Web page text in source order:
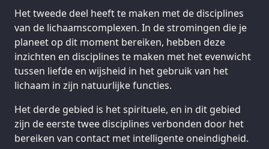
Het tweede deel heeft te maken met de disciplines
van de lichaamscomplexen. In de stromingen die je
planeet op dit moment bereiken, hebben deze
inzichten en disciplines te maken met het evenwicht
tussen liefde en wijsheid in het gebruik van het
lichaam in zijn natuurlijke functies.
Het derde gebied is het spirituele, en in dit gebied
zijn de eerste twee disciplines verbonden door het
bereiken van contact met intelligente oneindigheid.